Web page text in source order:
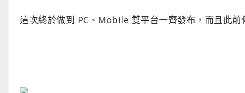
這次終於做到 PC、Mobile 雙平台一齊發布，而且此